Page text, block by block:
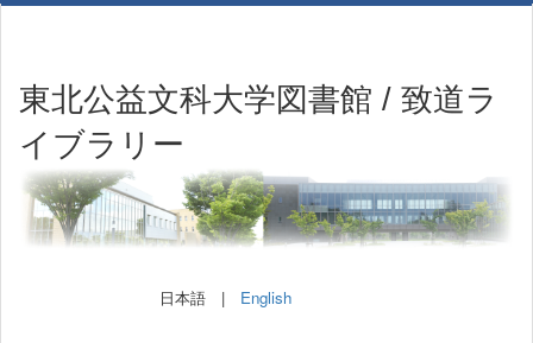
東北公益文科大学図書館 / 致道ラ
イブラリー
日本語 | English